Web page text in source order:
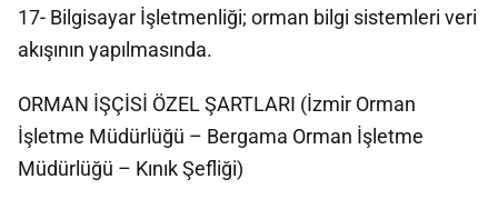
17- Bilgisayar İşletmenliği; orman bilgi sistemleri veri
akışının yapılmasında.
ORMAN İŞÇİSİ ÖZEL ŞARTLARI (İzmir Orman
İşletme Müdürlüğü – Bergama Orman İşletme
Müdürlüğü – Kınık Şefliği)